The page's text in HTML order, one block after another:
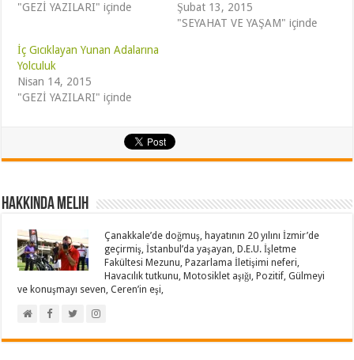
"GEZİ YAZILARI" içinde
Şubat 13, 2015
"SEYAHAT VE YAŞAM" içinde
İç Gıcıklayan Yunan Adalarına
Yolculuk
Nisan 14, 2015
"GEZİ YAZILARI" içinde
Hakkında Melih
Çanakkale’de doğmuş, hayatının 20 yılını İzmir’de
geçirmiş, İstanbul’da yaşayan, D.E.U. İşletme
Fakültesi Mezunu, Pazarlama İletişimi neferi,
Havacılık tutkunu, Motosiklet aşığı, Pozitif, Gülmeyi
ve konuşmayı seven, Ceren’in eşi,